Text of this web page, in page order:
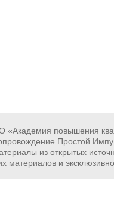
повышения
Простой
из открытых
материалов и